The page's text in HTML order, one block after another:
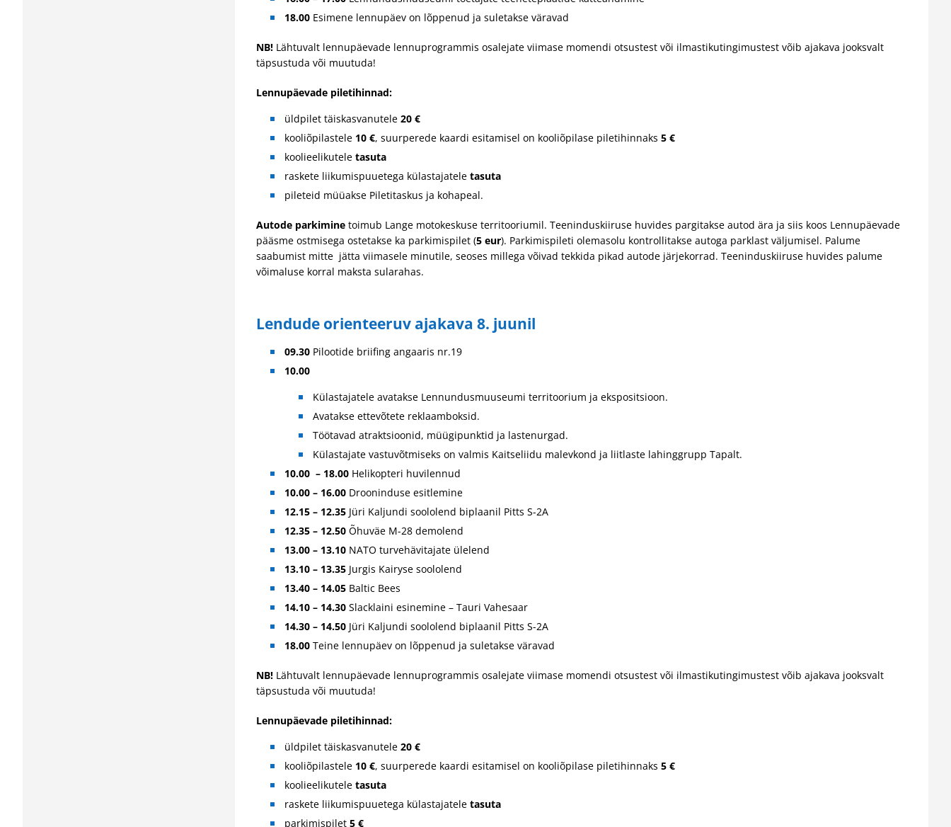
18.00 Esimene lennupäev on lõppenud ja suletakse väravad
NB! Lähtuvalt lennupäevade lennuprogrammis osalejate viimase momendi otsustest või ilmastikutingimustest võib ajakava jooksvalt
täpsustuda või muutuda!
Lennupäevade piletihinnad:
üldpilet täiskasvanutele 20 €
kooliõpilastele 10 €, suurperede kaardi esitamisel on kooliõpilase piletihinnaks 5 €
koolieelikutele tasuta
raskete liikumispuuetega külastajatele tasuta
pileteid müüakse Piletitaskus ja kohapeal.
Autode parkimine toimub Lange motokeskuse territooriumil. Teeninduskiiruse huvides pargitakse autod ära ja siis koos Lennupäevade
pääsme ostmisega ostetakse ka parkimispilet (5 eur). Parkimispileti olemasolu kontrollitakse autoga parklast väljumisel. Palume
saabumist mitte jätta viimasele minutile, seoses millega võivad tekkida pikad autode järjekorrad. Teeninduskiiruse huvides palume
võimaluse korral maksta sularahas.
Lendude orienteeruv ajakava 8. juunil
09.30 Pilootide briifing angaaris nr.19
10.00
Külastajatele avatakse Lennundusmuuseumi territoorium ja ekspositsioon.
Avatakse ettevõtete reklaamboksid.
Töötavad atraktsioonid, müügipunktid ja lastenurgad.
Külastajate vastuvõtmiseks on valmis Kaitseliidu malevkond ja liitlaste lahinggrupp Tapalt.
10.00 – 18.00 Helikopteri huvilennud
10.00 – 16.00 Drooninduse esitlemine
12.15 – 12.35 Jüri Kaljundi soololend biplaanil Pitts S-2A
12.35 – 12.50 Õhuväe M-28 demolend
13.00 – 13.10 NATO turvehävitajate ülelend
13.10 – 13.35 Jurgis Kairyse soololend
13.40 – 14.05 Baltic Bees
14.10 – 14.30 Slacklaini esinemine – Tauri Vahesaar
14.30 – 14.50 Jüri Kaljundi soololend biplaanil Pitts S-2A
18.00 Teine lennupäev on lõppenud ja suletakse väravad
NB! Lähtuvalt lennupäevade lennuprogrammis osalejate viimase momendi otsustest või ilmastikutingimustest võib ajakava jooksvalt
täpsustuda või muutuda!
Lennupäevade piletihinnad:
üldpilet täiskasvanutele 20 €
kooliõpilastele 10 €, suurperede kaardi esitamisel on kooliõpilase piletihinnaks 5 €
koolieelikutele tasuta
raskete liikumispuuetega külastajatele tasuta
parkimispilet 5 €